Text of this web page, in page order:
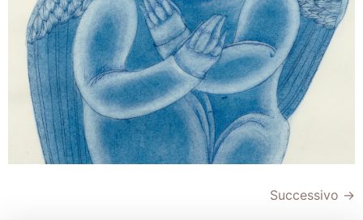
Successivo →